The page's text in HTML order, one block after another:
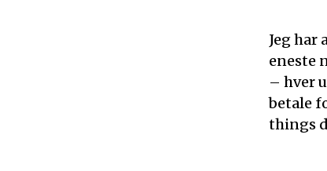
Jeg har
eneste
– hver
betale
things